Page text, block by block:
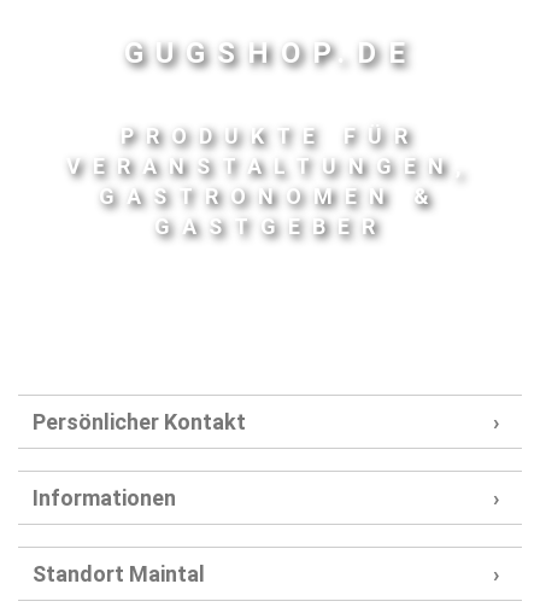
GUGSHOP.DE
PRODUKTE FÜR
VERANSTALTUNGEN,
GASTRONOMEN &
GASTGEBER
Persönlicher Kontakt
Informationen
Standort Maintal